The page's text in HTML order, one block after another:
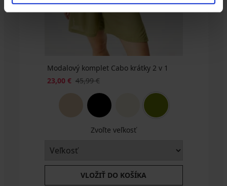
Modalový komplet Cabo krátky 2 v 1
23,00 € 45,99 €
Zvoľte veľkosť
VLOŽIŤ DO KOŠÍKA